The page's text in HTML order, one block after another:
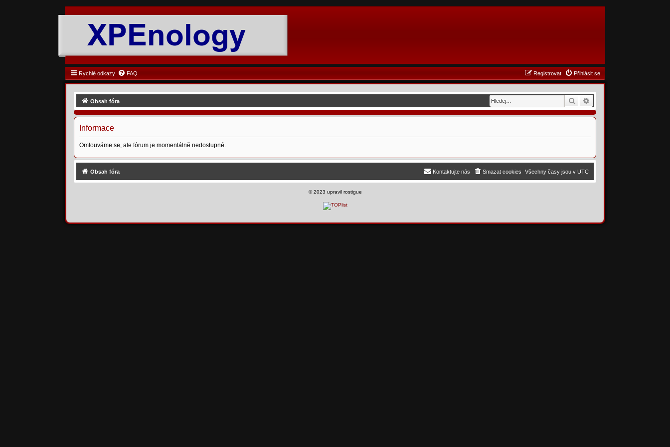
Rychlé odkazy FAQ Přihlásit se
Registrovat
Hledat
Obsah fóra
Informace
Omlouváme se, ale fórum je momentálně nedostupné.
Obsah fóra Všechny časy jsou vUTC
Smazat cookies
Kontaktujte nás
©2023 upravil rostigue